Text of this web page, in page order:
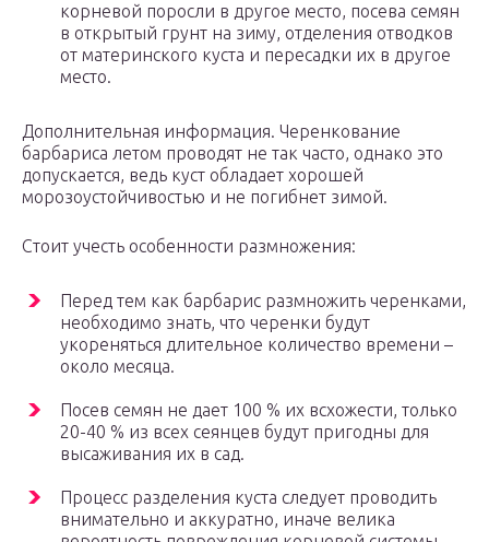
корневой поросли в другое место, посева семян
в открытый грунт на зиму, отделения отводков
от материнского куста и пересадки их в другое
место.
Дополнительная информация. Черенкование
барбариса летом проводят не так часто, однако это
допускается, ведь куст обладает хорошей
морозоустойчивостью и не погибнет зимой.
Стоит учесть особенности размножения:
Перед тем как барбарис размножить черенками,
необходимо знать, что черенки будут
укореняться длительное количество времени –
около месяца.
Посев семян не дает 100 % их всхожести, только
20-40 % из всех сеянцев будут пригодны для
высаживания их в сад.
Процесс разделения куста следует проводить
внимательно и аккуратно, иначе велика